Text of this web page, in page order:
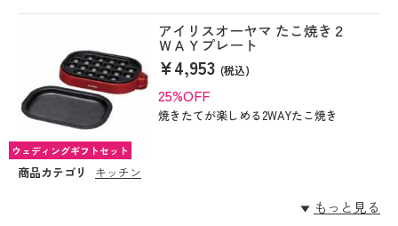
ウェディングギフトセット
アイリスオーヤマ たこ焼き２
ＷＡＹプレート
¥4,953(税込)
25%OFF
焼きたてが楽しめる2WAYたこ焼き
商品カテゴリ キッチン
もっと見る